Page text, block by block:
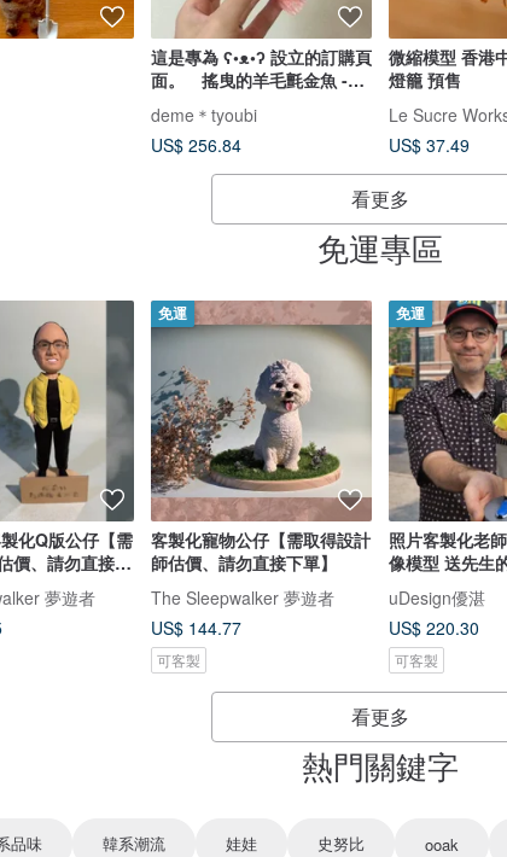
這是專為 ʕ•ᴥ•ʔ 設立的訂購頁
面。 搖曳的羊毛氈金魚 -紫
陽
deme＊tyoubi
US$ 256.84
微縮模型 香港
燈籠 預售
US$ 37.49
看更多
免運專區
化Q版公仔【需
價、請勿直接下
夢遊者
免運
客製化寵物公仔【需取得設計
師估價、請勿直接下單】
The Sleepwalker 夢遊者
US$ 144.77
可客製
免運
照片客製化老
像模型 送先生
授退
uDesign優湛
US$ 220.30
可客製
看更多
熱門關鍵字
品味 韓系潮流 娃娃 史努比 ooak